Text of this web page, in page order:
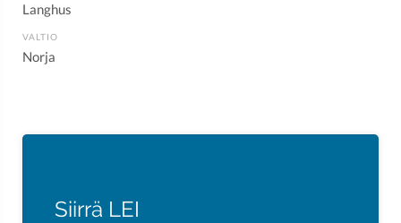
Langhus
VALTIO
Norja
Siirrä LEI